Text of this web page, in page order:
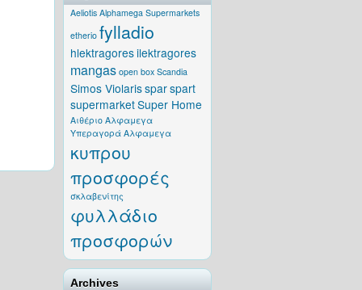
Aeliotis Alphamega Supermarkets
etherio fylladio
hlektragoresilektragores
mangas open box Scandia
Simos Violarissparspart
supermarketSuper Home
Αιθέριο Αλφαμεγα
Υπεραγορά Αλφαμεγα
κυπρου
προσφορές
σκλαβενίτης
φυλλάδιο
προσφορών
Archives